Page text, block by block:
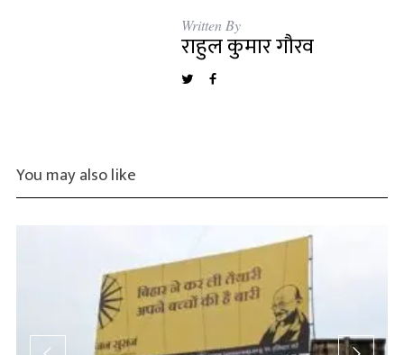
Written By
राहुल कुमार गौरव
You may also like